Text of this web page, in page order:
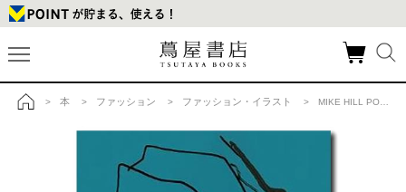
> 本 > ファッション > ファッション・イラスト > MIKE HILL PORTRAIT STUDY WITH TURBAN 1986 トニー・ヴィラモンティス ジクレープリントの商品詳細